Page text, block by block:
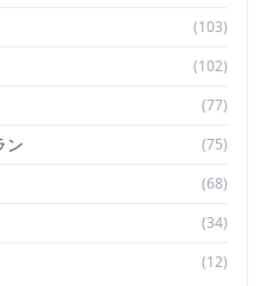
(103)
(102)
(77)
ン (75)
(68)
(34)
(12)